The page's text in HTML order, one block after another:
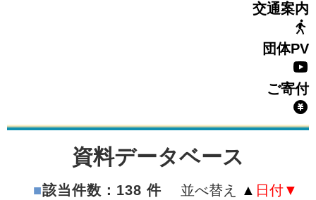
交通案内
団体PV
ご寄付
資料データベース
■該当件数：138 件 並べ替え ▲ 日付▼